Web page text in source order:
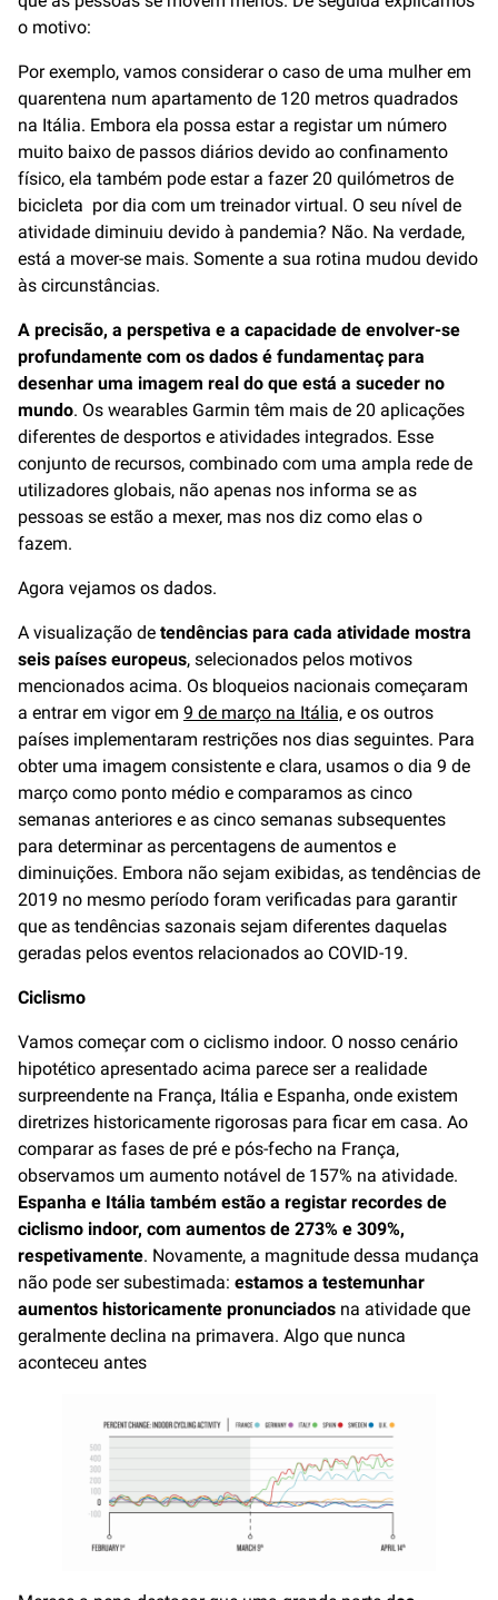
o motivo:
Por exemplo, vamos considerar o caso de uma mulher em
quarentena num apartamento de 120 metros quadrados
na Itália. Embora ela possa estar a registar um número
muito baixo de passos diários devido ao confinamento
físico, ela também pode estar a fazer 20 quilómetros de
bicicleta por dia com um treinador virtual. O seu nível de
atividade diminuiu devido à pandemia? Não. Na verdade,
está a mover-se mais. Somente a sua rotina mudou devido
às circunstâncias.
A precisão, a perspetiva e a capacidade de envolver-se
profundamente com os dados é fundamentaç para
desenhar uma imagem real do que está a suceder no
mundo. Os wearables Garmin têm mais de 20 aplicações
diferentes de desportos e atividades integrados. Esse
conjunto de recursos, combinado com uma ampla rede de
utilizadores globais, não apenas nos informa se as
pessoas se estão a mexer, mas nos diz como elas o
fazem.
Agora vejamos os dados.
A visualização de tendências para cada atividade mostra
seis países europeus, selecionados pelos motivos
mencionados acima. Os bloqueios nacionais começaram
a entrar em vigor em 9 de março na Itália, e os outros
países implementaram restrições nos dias seguintes. Para
obter uma imagem consistente e clara, usamos o dia 9 de
março como ponto médio e comparamos as cinco
semanas anteriores e as cinco semanas subsequentes
para determinar as percentagens de aumentos e
diminuições. Embora não sejam exibidas, as tendências de
2019 no mesmo período foram verificadas para garantir
que as tendências sazonais sejam diferentes daquelas
geradas pelos eventos relacionados ao COVID-19.
Ciclismo
Vamos começar com o ciclismo indoor. O nosso cenário
hipotético apresentado acima parece ser a realidade
surpreendente na França, Itália e Espanha, onde existem
diretrizes historicamente rigorosas para ficar em casa. Ao
comparar as fases de pré e pós-fecho na França,
observamos um aumento notável de 157% na atividade.
Espanha e Itália também estão a registar recordes de
ciclismo indoor, com aumentos de 273% e 309%,
respetivamente. Novamente, a magnitude dessa mudança
não pode ser subestimada: estamos a testemunhar
aumentos historicamente pronunciados na atividade que
geralmente declina na primavera. Algo que nunca
aconteceu antes